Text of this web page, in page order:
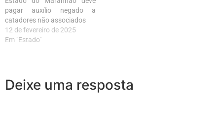
pagar auxílio negado a
catadores não associados
12 de fevereiro de 2025
Em "Estado"
Deixe uma resposta